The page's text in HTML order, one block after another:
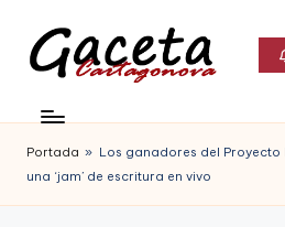
Saltar
contenido
c
e
Gaceta
Cartagonova,
La
Portada » Los ganadores del
una ‘jam’ de escritura en vivo